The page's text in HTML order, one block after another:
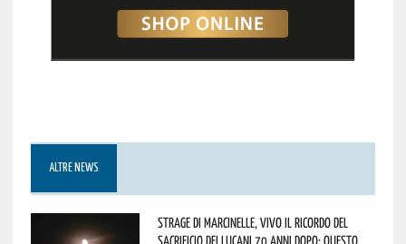
ALTRE NEWS
Strage di Marcinelle, vivo il ricordo del
sacrificio dei lucani 70 anni dopo: questo